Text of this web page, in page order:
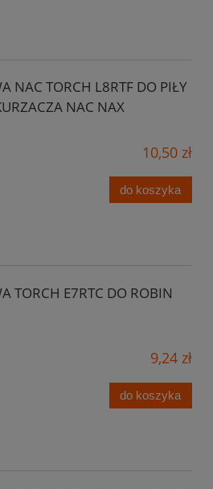
NAC TORCH L8RTF DO PIŁY
NAC NAX
10,50 zł
do koszyka
TORCH E7RTC DO ROBIN
9,24 zł
do koszyka